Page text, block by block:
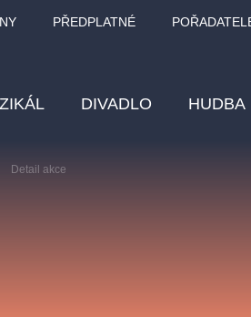
PŘEDPLATNÉ
DIVADLO HUDBA
Detail akce